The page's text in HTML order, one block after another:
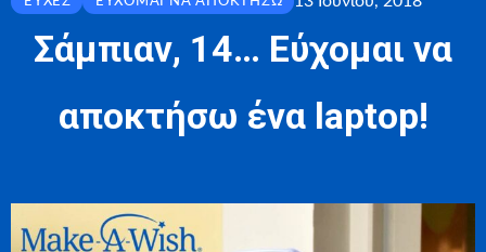
Σάμπιαν, 14… Εύχομαι να
αποκτήσω ένα laptop!